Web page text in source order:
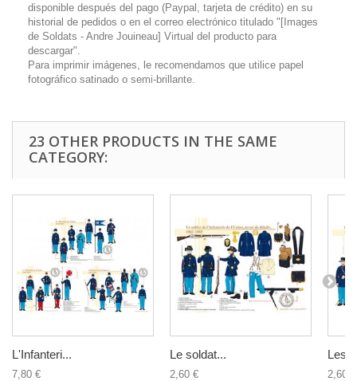
disponible después del pago (Paypal, tarjeta de crédito) en su
historial de pedidos o en el correo electrónico titulado "[Images
de Soldats - Andre Jouineau] Virtual del producto para
descargar".
Para imprimir imágenes, le recomendamos que utilice papel
fotográfico satinado o semi-brillante.
23 OTHER PRODUCTS IN THE SAME
CATEGORY:
L'Infanteri...
7,80 €
Le soldat...
2,60 €
Les...
2,60 €